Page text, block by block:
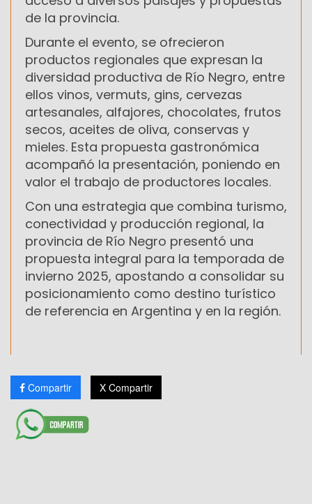
de la provincia.
Durante el evento, se ofrecieron
productos regionales que expresan la
diversidad productiva de Río Negro, entre
ellos vinos, vermuts, gins, cervezas
artesanales, alfajores, chocolates, frutos
secos, aceites de oliva, conservas y
mieles. Esta propuesta gastronómica
acompañó la presentación, poniendo en
valor el trabajo de productores locales.
Con una estrategia que combina turismo,
conectividad y producción regional, la
provincia de Río Negro presentó una
propuesta integral para la temporada de
invierno 2025, apostando a consolidar su
posicionamiento como destino turístico
de referencia en Argentina y en la región.
Compartir X Compartir